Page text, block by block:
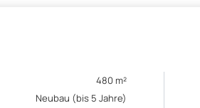
480 m²
Neubau (bis 5 Jahre)